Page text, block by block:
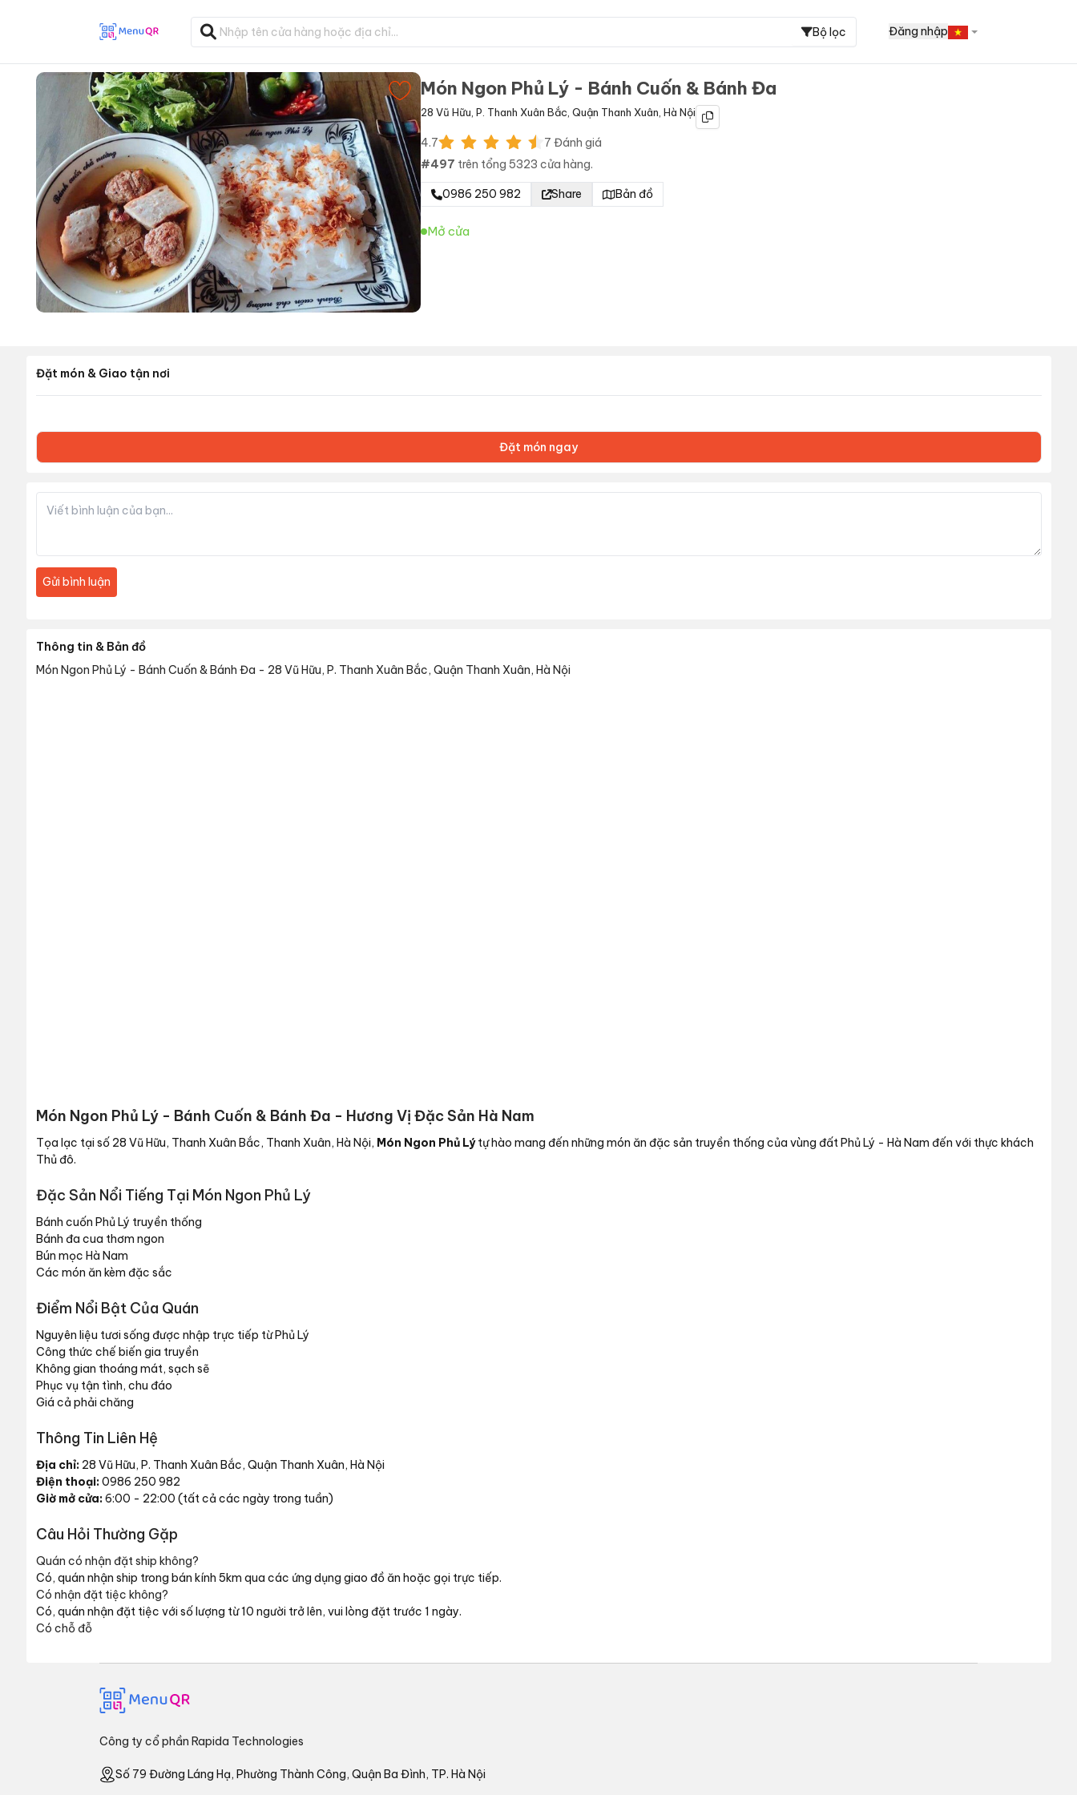
Bộ lọc Đăng nhập
Món Ngon Phủ Lý - Bánh Cuốn & Bánh Đa
28 Vũ Hữu P. Thanh Xuân Bắc Quận Thanh Xuân Hà Nội
4.7 7 Đánh giá
#497 trên tổng 5323 cửa hàng.
0986 250 982 Share Bản đồ
Mở cửa
Đặt món & Giao tận nơi
Đặt món ngay
Gửi bình luận
Thông tin & Bản đồ
Món Ngon Phủ Lý - Bánh Cuốn & Bánh Đa - 28 Vũ Hữu, P. Thanh Xuân Bắc, Quận Thanh Xuân, Hà Nội
Món Ngon Phủ Lý - Bánh Cuốn & Bánh Đa - Hương Vị Đặc Sản Hà Nam
Tọa lạc tại số 28 Vũ Hữu, Thanh Xuân Bắc, Thanh Xuân, Hà Nội, Món Ngon Phủ Lýtự hào mang đến những món ăn đặc sản truyền thống của vùng đất Phủ Lý - Hà Nam đến với thực khách
Thủ đô.
Đặc Sản Nổi Tiếng Tại Món Ngon Phủ Lý
Bánh cuốn Phủ Lý truyền thống
Bánh đa cua thơm ngon
Bún mọc Hà Nam
Các món ăn kèm đặc sắc
Điểm Nổi Bật Của Quán
Nguyên liệu tươi sống được nhập trực tiếp từ Phủ Lý
Công thức chế biến gia truyền
Không gian thoáng mát, sạch sẽ
Phục vụ tận tình, chu đáo
Giá cả phải chăng
Thông Tin Liên Hệ
Địa chỉ:28 Vũ Hữu, P. Thanh Xuân Bắc, Quận Thanh Xuân, Hà Nội
Điện thoại:0986 250 982
Giờ mở cửa:6:00 - 22:00 (tất cả các ngày trong tuần)
Câu Hỏi Thường Gặp
Quán có nhận đặt ship không?
Có, quán nhận ship trong bán kính 5km qua các ứng dụng giao đồ ăn hoặc gọi trực tiếp.
Có nhận đặt tiệc không?
Có, quán nhận đặt tiệc với số lượng từ 10 người trở lên, vui lòng đặt trước 1 ngày.
Có chỗ đỗ
Công ty cổ phần Rapida Technologies
Số 79 Đường Láng Hạ, Phường Thành Công, Quận Ba Đình, TP. Hà Nội